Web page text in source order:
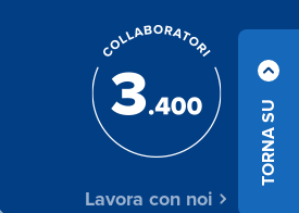
Lavora con noi
TORNA SU